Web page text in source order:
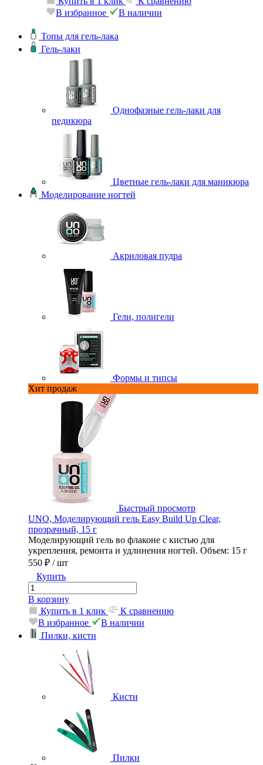
Купить в 1 клик
К сравнению
Топы для гель-лака
Гель-лаки
Однофазные гель-лаки для
педикюра
Цветные гель-лаки для маникюра
Моделирование ногтей
Акриловая пудра
Гели, полигели
Формы и типсы
Хит продаж
Быстрый просмотр
UNO, Моделирующий гель Easy Build Up Clear,
прозрачный, 15 г
Моделирующий гель во флаконе с кистью для
укрепления, ремонта и удлинения ногтей. Объем: 15 г
550 ₽ / шт
Купить
В корзину
Купить в 1 клик
К сравнению
В избранное
В наличии
Пилки, кисти
Кисти
Пилки